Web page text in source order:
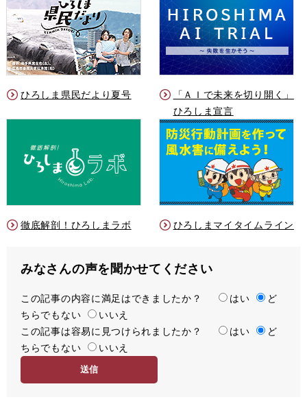
ひろしま県民だより夏号
「ＡＩで未来を切り開く」
ひろしま宣言
徹底解剖！ひろしまラボ ひろしまマイタイムライン
みなさんの声を聞かせてください
満
足
度
この記事の内容に満足はできましたか？ はい
ど
ちらでもない
いいえ
容
易
この記事は容易に見つけられましたか？ はい
ど
ちらでもない
いいえ